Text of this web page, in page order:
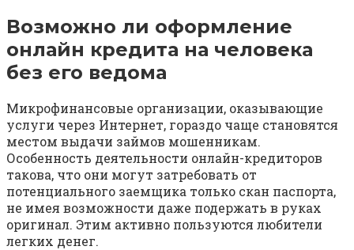
Возможно ли оформление
онлайн кредита на человека
без его ведома
Микрофинансовые организации, оказывающие
услуги через Интернет, гораздо чаще становятся
местом выдачи займов мошенникам.
Особенность деятельности онлайн-кредиторов
такова, что они могут затребовать от
потенциального заемщика только скан паспорта,
не имея возможности даже подержать в руках
оригинал. Этим активно пользуются любители
легких денег.